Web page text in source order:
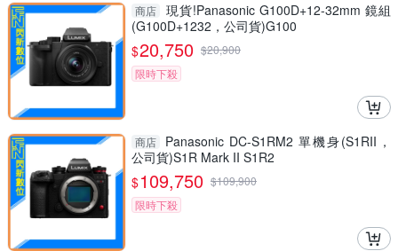
商店
現貨!Panasonic G100D+12-32mm 鏡組
(G100D+1232，公司貨)G100
$20,750 $20,900
限時下殺
商店
Panasonic DC-S1RM2 單機身(S1RII，
公司貨)S1R Mark II S1R2
$109,750 $109,900
限時下殺